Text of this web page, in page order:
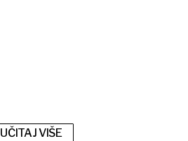
UČITAJ VIŠE